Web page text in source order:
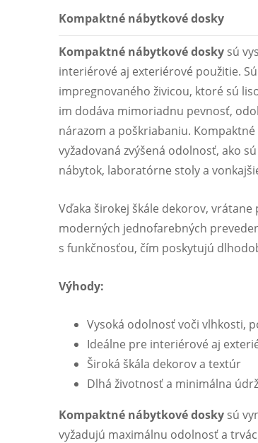
Kompaktné nábytkové dosky
Kompaktné nábytkové dosky sú
interiérové aj exteriérové použitie.
impregnovaného živicou, ktoré sú
im dodáva mimoriadnu pevnosť,
nárazom a poškriabaniu.
vyžadovaná zvýšená odolnosť, ako
nábytok, laboratórne stoly a
Vďaka širokej škále dekorov,
moderných jednofarebných
s funkčnosťou, čím poskytujú
Výhody:
Vysoká odolnosť voči vlhkosti,
Ideálne pre interiérové aj
Široká škála dekorov a textúr
Dlhá životnosť a minimálna
Kompaktné nábytkové dosky sú
vyžadujú maximálnu odolnosť a